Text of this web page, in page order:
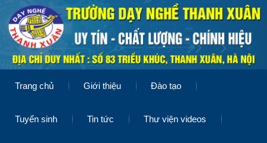
Trang chủ Giới thiệu Đào tạo
Tuyển sinh Tin tức Thư viện videos